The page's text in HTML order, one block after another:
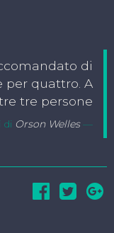
di
per quattro. A
tre persone
di Orson Welles